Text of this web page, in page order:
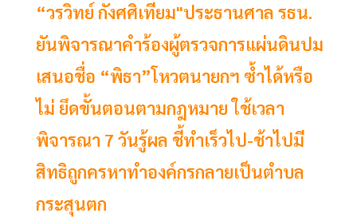
“วรวิทย์ กังศศิเทียม"ประธานศาล รธน.
ยันพิจารณาคำร้องผู้ตรวจการแผ่นดินปม
เสนอชื่อ “พิธา”โหวตนายกฯ ซ้ำได้หรือ
ไม่ ยึดขั้นตอนตามกฎหมาย ใช้เวลา
พิจารณา 7 วันรู้ผล ชี้ทำเร็วไป-ช้าไปมี
สิทธิถูกครหาทำองค์กรกลายเป็นตำบล
กระสุนตก